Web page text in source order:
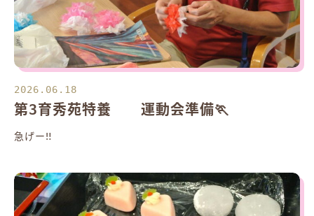
2026.06.18
第3育秀苑特養 運動会準備🏃
急げー‼